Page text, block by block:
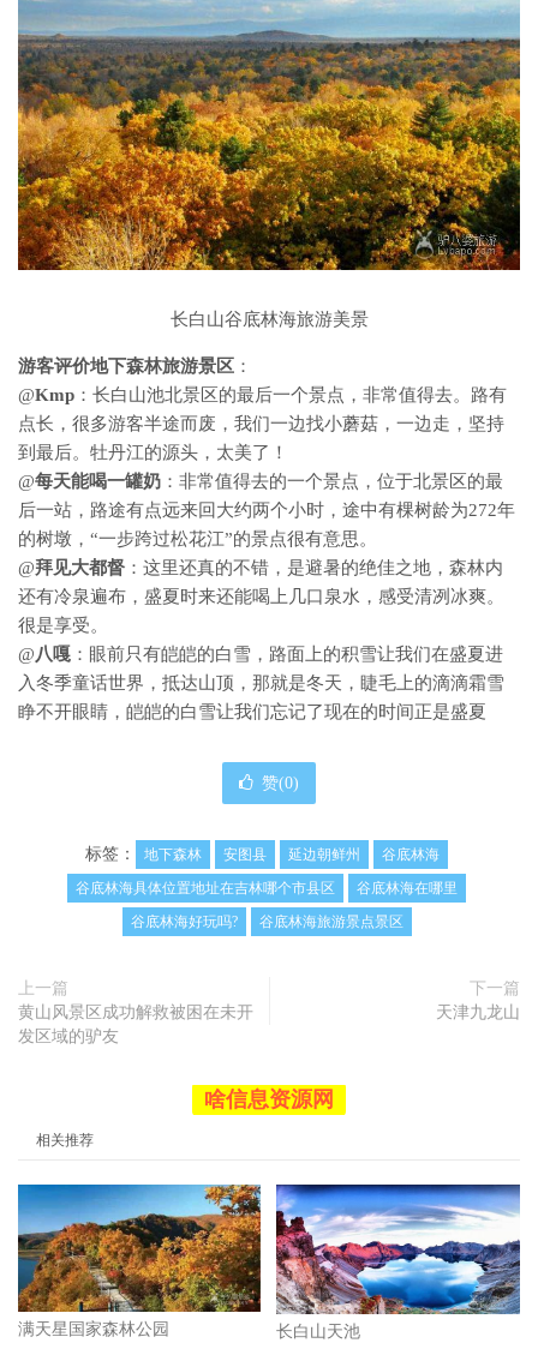
长白山谷底林海旅游美景
游客评价地下森林旅游景区 ：
@Kmp ：长白山池北景区的最后一个景点，非常值得去。路有
点长，很多游客半途而废，我们一边找小蘑菇，一边走，坚持
到最后。牡丹江的源头，太美了！
@每天能喝一罐奶 ：非常值得去的一个景点，位于北景区的最
后一站，路途有点远来回大约两个小时，途中有棵树龄为272年
的树墩，“一步跨过松花江”的景点很有意思。
@拜见大都督 ：这里还真的不错，是避暑的绝佳之地，森林内
还有冷泉遍布，盛夏时来还能喝上几口泉水，感受清冽冰爽。
很是享受。
@八嘎 ：眼前只有皑皑的白雪，路面上的积雪让我们在盛夏进
入冬季童话世界，抵达山顶，那就是冬天，睫毛上的滴滴霜雪
睁不开眼睛，皑皑的白雪让我们忘记了现在的时间正是盛夏
赞(0)
标签： 地下森林 安图县 延边朝鲜州
谷底林海
谷底林海具体位置地址在吉林哪个市县区
谷底林海在哪里
谷底林海好玩吗?
谷底林海旅游景点景区
上一篇
黄山风景区成功解救被困在未开
发区域的驴友
下一篇
天津九龙山
啥信息资源网
相关推荐
满天星国家森林公园 长白山天池